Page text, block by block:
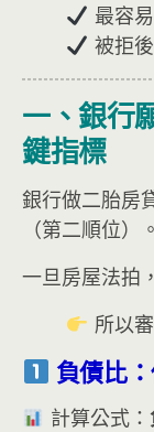
最容
被拒
一、銀行
鍵指標
銀行做二胎房
（第二順位）。
一旦房屋法拍
所以
負債比
計算公式：